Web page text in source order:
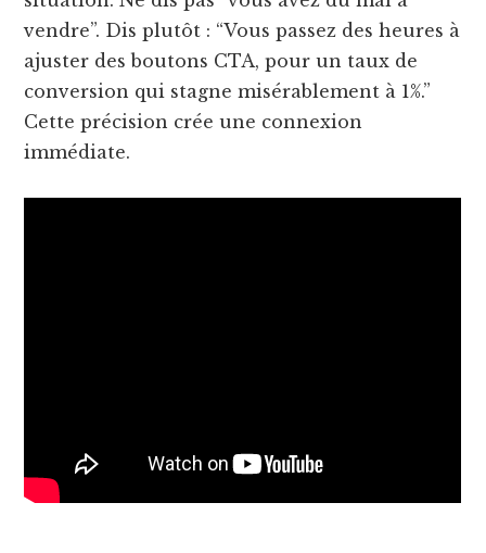
vendre”. Dis plutôt : “Vous passez des heures à
ajuster des boutons CTA, pour un taux de
conversion qui stagne misérablement à 1%.”
Cette précision crée une connexion
immédiate.